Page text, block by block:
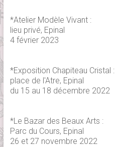
*Atelier Modèle Vivant :
lieu privé, Epinal
4 février 2023
*Exposition Chapiteau Cristal :
place de l'Atre, Epinal
du 15 au 18 décembre 2022
*Le Bazar des Beaux Arts :
Parc du Cours, Epinal
26 et 27 novembre 2022